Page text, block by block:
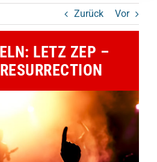
Zurück Vor
LETZ ZEP – Z